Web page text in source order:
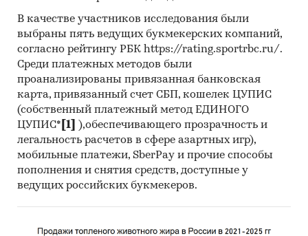
В качестве участников исследования были
выбраны пять ведущих букмекерских компаний,
согласно рейтингу РБК https://rating.sportrbc.ru/.
Среди платежных методов были
проанализированы привязанная банковская
карта, привязанный счет СБП, кошелек ЦУПИС
(собственный платежный метод ЕДИНОГО
ЦУПИС* [1]
),обеспечивающего прозрачность и
легальность расчетов в сфере азартных игр),
мобильные платежи, SberPay и прочие способы
пополнения и снятия средств, доступные у
ведущих российских букмекеров.